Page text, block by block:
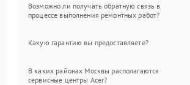
Возможно ли получать обратную связь в
процессе выполнения ремонтных работ?
Какую гарантию вы предоставляете?
В каких районах Москвы располагаются
сервисные центры Acer?